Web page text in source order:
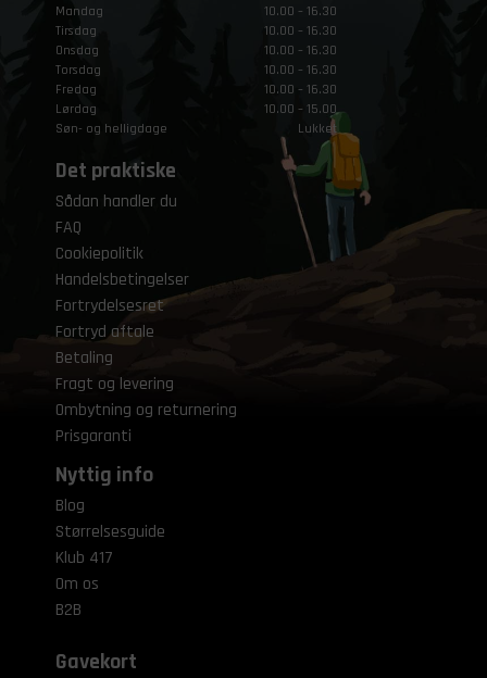
Mandag
10.00 – 16.30
Tirsdag
10.00 – 16.30
Onsdag
10.00 – 16.30
Torsdag
10.00 – 16.30
Fredag
10.00 – 16.30
Lørdag
10.00 – 15.00
Søn- og helligdage
Lukket
Det praktiske
Sådan handler du
FAQ
Cookiepolitik
Handelsbetingelser
Fortrydelsesret
Fortryd aftale
Betaling
Fragt og levering
Ombytning og returnering
Prisgaranti
Nyttig info
Blog
Størrelsesguide
Klub 417
Om os
B2B
Gavekort